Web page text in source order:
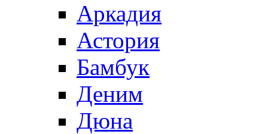
Аркадия
Астория
Бамбук
Деним
Дюна